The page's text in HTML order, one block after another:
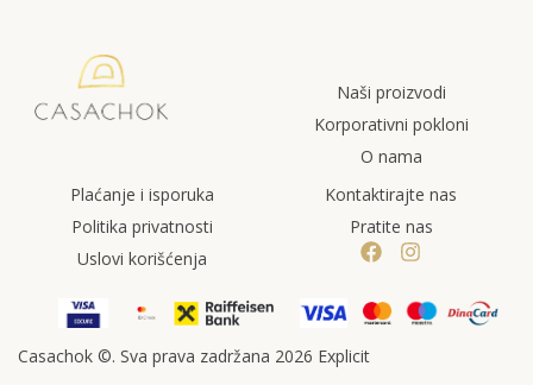
Naši proizvodi
Korporativni pokloni
O nama
Plaćanje i isporuka
Politika privatnosti
Uslovi korišćenja
Kontaktirajte nas
Pratite nas
Casachok ©. Sva prava zadržana 2026 Explicit